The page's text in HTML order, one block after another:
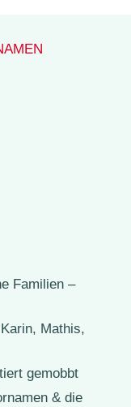
Familien –
Mathis,
gemobbt
& die